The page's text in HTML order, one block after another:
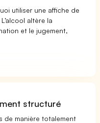
utiliser une affiche de
altère la
et le jugement,
structuré
de manière totalement